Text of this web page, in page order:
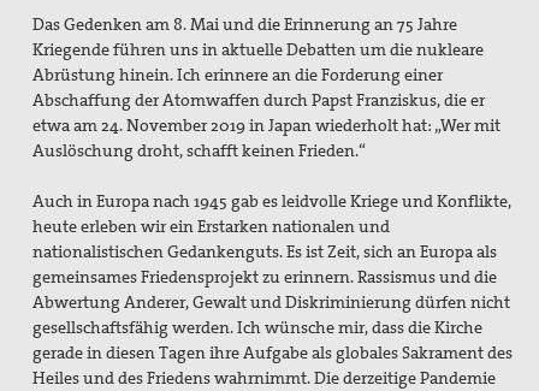
Das Gedenken am 8. Mai und die Erinnerung an 75 Jahre
Kriegende führen uns in aktuelle Debatten um die nukleare
Abrüstung hinein. Ich erinnere an die Forderung einer
Abschaffung der Atomwaffen durch Papst Franziskus, die er
etwa am 24. November 2019 in Japan wiederholt hat: „Wer mit
Auslöschung droht, schafft keinen Frieden.“
Auch in Europa nach 1945 gab es leidvolle Kriege und Konflikte,
heute erleben wir ein Erstarken nationalen und
nationalistischen Gedankenguts. Es ist Zeit, sich an Europa als
gemeinsames Friedensprojekt zu erinnern. Rassismus und die
Abwertung Anderer, Gewalt und Diskriminierung dürfen nicht
gesellschaftsfähig werden. Ich wünsche mir, dass die Kirche
gerade in diesen Tagen ihre Aufgabe als globales Sakrament des
Heiles und des Friedens wahrnimmt. Die derzeitige Pandemie